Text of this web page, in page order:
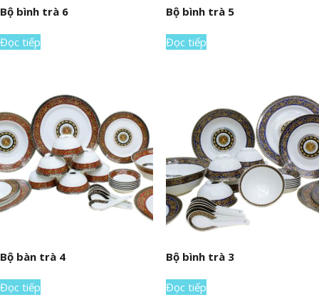
Bộ bình trà 6
Đọc tiếp
Bộ bình trà 5
Đọc tiếp
Bộ bàn trà 4
Đọc tiếp
Bộ bình trà 3
Đọc tiếp